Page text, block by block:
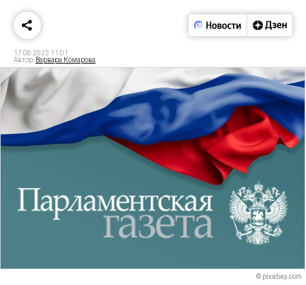
17.06.2022 11:01
Автор: Варвара Комарова
© pixabay.com